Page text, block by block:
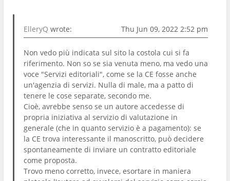
ElleryQ wrote: Thu Jun 09, 2022 2:52 pm
Non vedo più indicata sul sito la costola cui si fa
riferimento. Non so se sia venuta meno, ma vedo una
voce "Servizi editoriali", come se la CE fosse anche
un'agenzia di servizi. Nulla di male, ma a patto di
tenere le cose separate, secondo me.
Cioè, avrebbe senso se un autore accedesse di
propria iniziativa al servizio di valutazione in
generale (che in quanto servizio è a pagamento): se
la CE trova interessante il manoscritto, può decidere
spontaneamente di inviare un contratto editoriale
come proposta.
Trovo meno corretto, invece, esortare in maniera